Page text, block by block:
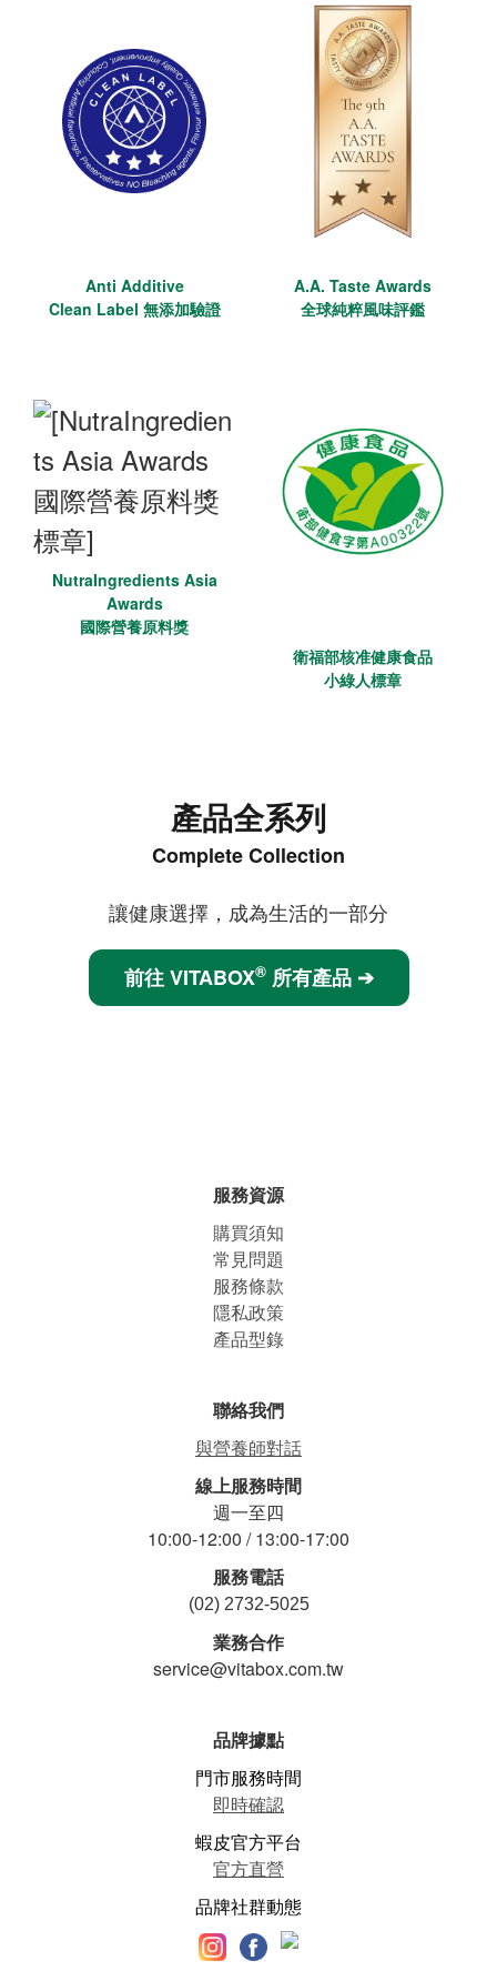
Anti Additive
Clean Label 無添加驗證
A.A. Taste Awards
全球純粹風味評鑑
NutraIngredients Asia
Awards
國際營養原料獎
衛福部核准健康食品
小綠人標章
產品全系列
Complete Collection
讓健康選擇，成為生活的一部分
前往 VITABOX®所有產品 ➔
服務資源
購買須知
常見問題
服務條款
隱私政策
產品型錄
聯絡我們
與營養師對話
線上服務時間
週一至四
10:00-12:00 / 13:00-17:00
服務電話
(02) 2732-5025
業務合作
service@vitabox.com.tw
品牌據點
門市服務時間
即時確認
蝦皮官方平台
官方直營
品牌社群動態